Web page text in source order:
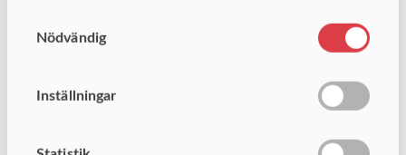
Nödvändig
Inställningar